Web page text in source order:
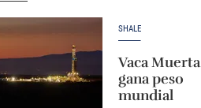
SHALE
Vaca Muerta
gana peso
mundial